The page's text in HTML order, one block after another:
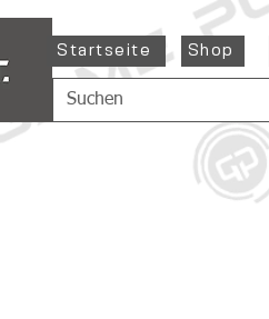
Startseite Shop